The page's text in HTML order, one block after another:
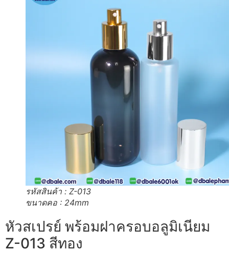
รหัสสินค้า : Z-013
ขนาดคอ : 24mm
หัวสเปรย์ พร้อมฝาครอบอลูมิเนียม
Z-013 สีทอง